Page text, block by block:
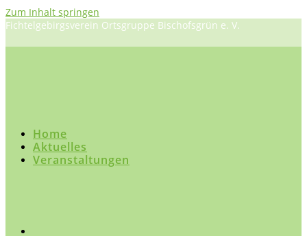
Zum Inhalt springen
Fichtelgebirgsverein Ortsgruppe Bischofsgrün e. V.
Home
Aktuelles
Veranstaltungen